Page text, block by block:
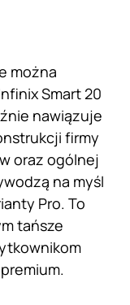
można
Smart 20
nawiązuje
firmy
oraz ogólnej
na myśl
Pro. To
tańsze